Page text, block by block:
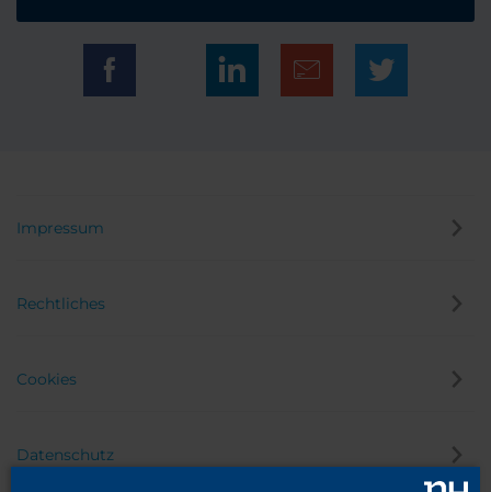
Impressum
Rechtliches
Cookies
Datenschutz